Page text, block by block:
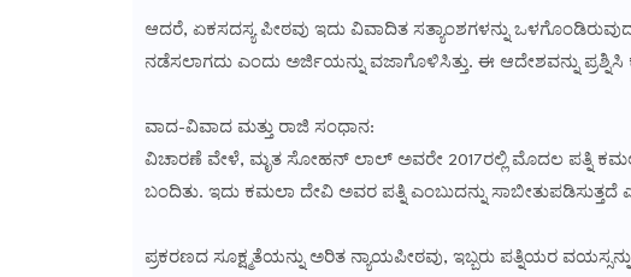
ಆದರೆ, ಏಕಸದಸ್ಯ ಪೀಠವು ಇದು ವಿವಾದಿತ ಸತ್ಯಾಂಶಗಳನ್ನು
ನಡೆಸಲಾಗದು ಎಂದು ಅರ್ಜಿಯನ್ನು ವಜಾಗೊಳಿಸಿತ್ತು. ಈ ಆದೇಶವನ್ನು
ವಾದ-ವಿವಾದ ಮತ್ತು ರಾಜಿ ಸಂಧಾನ:
ವಿಚಾರಣೆ ವೇಳೆ, ಮೃತ ಸೋಹನ್ ಲಾಲ್ ಅವರೇ 2017ರಲ್ಲಿ ಮೊದಲ ಪತ್ನಿ
ಬಂದಿತು. ಇದು ಕಮಲಾ ದೇವಿ ಅವರ ಪತ್ನಿ ಎಂಬುದನ್ನು
ಪ್ರಕರಣದ ಸೂಕ್ಷ್ಮತೆಯನ್ನು ಅರಿತ ನ್ಯಾಯಪೀಠವು, ಇಬ್ಬರು ಪತ್ನಿಯರ